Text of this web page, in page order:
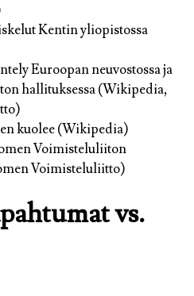
Kentin yliopistossa
Euroopan neuvostossa ja
hallituksessa (Wikipedia,
kuolee (Wikipedia)
Voimisteluliiton
Voimisteluliitto)
vs.